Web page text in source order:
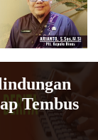
Tembus